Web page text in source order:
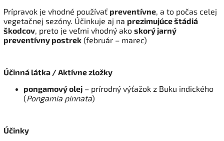
Prípravok je vhodné používať preventívne, a to počas celej
vegetačnej sezóny. Účinkuje aj na prezimujúce štádiá
škodcov, preto je veľmi vhodný ako skorý jarný
preventívny postrek (február – marec)
Účinná látka / Aktívne zložky
pongamový olej – prírodný výťažok z Buku indického
(Pongamia pinnata)
Účinky